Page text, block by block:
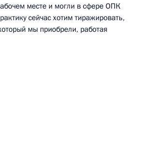
месте и могли в сфере ОПК
сейчас хотим тиражировать,
мы приобрели, работая